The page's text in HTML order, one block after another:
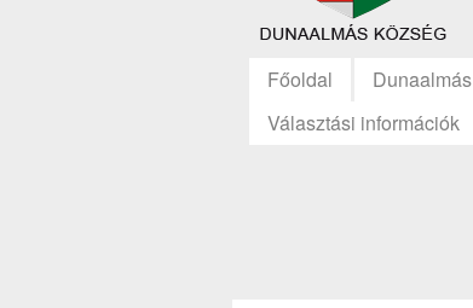
Főoldal Dunaalmás
Választási információk